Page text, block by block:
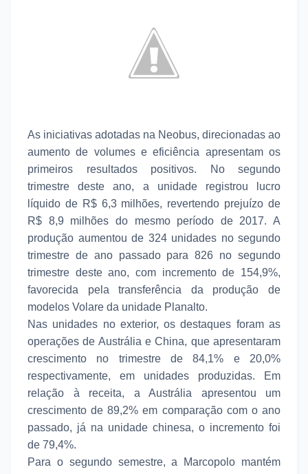
As iniciativas adotadas na Neobus, direcionadas ao
aumento de volumes e eficiência apresentam os
primeiros resultados positivos. No segundo
trimestre deste ano, a unidade registrou lucro
líquido de R$ 6,3 milhões, revertendo prejuízo de
R$ 8,9 milhões do mesmo período de 2017. A
produção aumentou de 324 unidades no segundo
trimestre de ano passado para 826 no segundo
trimestre deste ano, com incremento de 154,9%,
favorecida pela transferência da produção de
modelos Volare da unidade Planalto.
Nas unidades no exterior, os destaques foram as
operações de Austrália e China, que apresentaram
crescimento no trimestre de 84,1% e 20,0%
respectivamente, em unidades produzidas. Em
relação à receita, a Austrália apresentou um
crescimento de 89,2% em comparação com o ano
passado, já na unidade chinesa, o incremento foi
de 79,4%.
Para o segundo semestre, a Marcopolo mantém